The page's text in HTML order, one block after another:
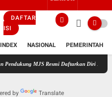
DAFTAR
ISI
INDEX NASIONAL PEMERINTAH
MJS Resmi Daftarkan Diri Maju Sebagai
by Translate